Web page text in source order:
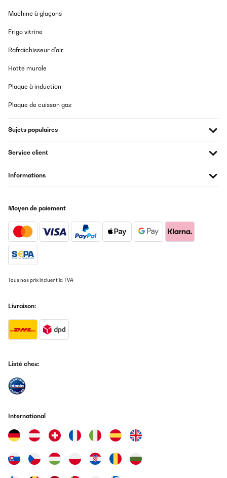
Machine à glaçons
Frigo vitrine
Rafraîchisseur d'air
Hotte murale
Plaque à induction
Plaque de cuisson gaz
Sujets populaires
Service client
Informations
Moyen de paiement
Tous nos prix incluent la TVA
Livraison:
Listé chez:
International